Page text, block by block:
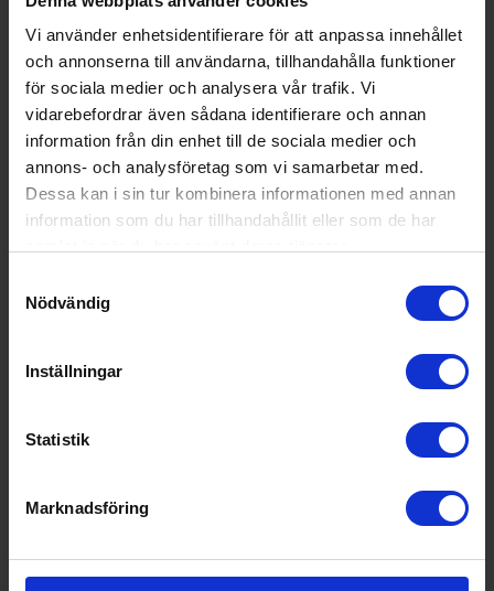
Vi använder enhetsidentifierare för att anpassa innehållet
och annonserna till användarna, tillhandahålla funktioner
för sociala medier och analysera vår trafik. Vi
vidarebefordrar även sådana identifierare och annan
information från din enhet till de sociala medier och
annons- och analysföretag som vi samarbetar med.
Dessa kan i sin tur kombinera informationen med annan
information som du har tillhandahållit eller som de har
Nödvändig
Inställningar
Statistik
Marknadsföring
ömavbrott (h):
Årlig energiförbrukning (k
Wh/år):
151
Ljudnivå (dBA):
39 decibel A (svagt prassel frå
n löv är ca 35 dB A)
Kapacitet frys (l):
52
Energimärkning